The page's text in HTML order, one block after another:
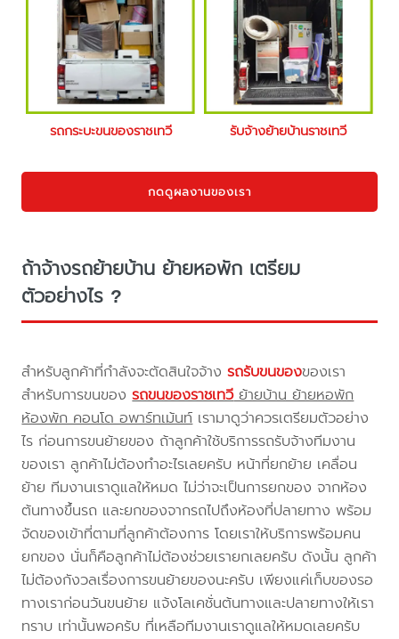
รถกระบะขนของราชเทวี รับจ้างย้ายบ้านราชเทวี
กดดูผลงานของเรา
ถ้าจ้างรถย้ายบ้าน ย้ายหอพัก เตรียม
ตัวอย่างไร ?
สำหรับลูกค้าที่กำลังจะตัดสินใจจ้างรถรับขนของของเรา
สำหรับการขนของรถขนของราชเทวีย้ายบ้าน ย้ายหอพัก
ห้องพัก คอนโด อพาร์ทเม้นท์เรามาดูว่าควรเตรียมตัวอย่าง
ไร ก่อนการขนย้ายของ ถ้าลูกค้าใช้บริการรถรับจ้างทีมงาน
ของเรา ลูกค้าไม่ต้องทำอะไรเลยครับ หน้าที่ยกย้าย เคลื่อน
ย้าย ทีมงานเราดูแลให้หมด ไม่ว่าจะเป็นการยกของ จากห้อง
ต้นทางขึ้นรถ และยกของจากรถไปถึงห้องที่ปลายทาง พร้อม
จัดของเข้าที่ตามที่ลูกค้าต้องการ โดยเราให้บริการพร้อมคน
ยกของ นั่นก็คือลูกค้าไม่ต้องช่วยเรายกเลยครับ ดังนั้น ลูกค้า
ไม่ต้องกังวลเรื่องการขนย้ายของนะครับ เพียงแค่เก็บของรอ
ทางเราก่อนวันขนย้าย แจ้งโลเคชั่นต้นทางและปลายทางให้เรา
ทราบ เท่านั้นพอครับ ที่เหลือทีมงานเราดูแลให้หมดเลยครับ